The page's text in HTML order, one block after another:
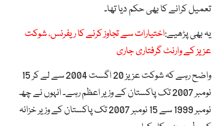
تعمیل کرانے کا بھی حکم دیا تھا۔
یہ بھی پڑھیے:اختیارات سے تجاوز کرنے کا ریفرنس، شوکت
عزیز کے وارنٹ گرفتاری جاری
واضح رہے کہ شوکت عزیز 20 اگست 2004 سے لے کر 15
نومبر 2007 تک پاکستان کے وزیر اعظم رہے۔ انہوں نے چھ
نومبر 1999 سے 15 نومبر 2007 تک پاکستان کے وزیر خزانہ